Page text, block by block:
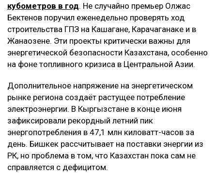
кубометров в год. Не случайно премьер Олжас
Бектенов поручил еженедельно проверять ход
строительства ГПЗ на Кашагане, Карачаганаке и в
Жанаозене. Эти проекты критически важны для
энергетической безопасности Казахстана, особенно
на фоне топливного кризиса в Центральной Азии.
Дополнительное напряжение на энергетическом
рынке региона создаёт растущее потребление
электроэнергии. В Кыргызстане в конце июня
зафиксировали рекордный летний пик
энергопотребления в 47,1 млн киловатт-часов за
день. Бишкек рассчитывает на поставки энергии из
РК, но проблема в том, что Казахстан пока сам не
справляется с дефицитом.